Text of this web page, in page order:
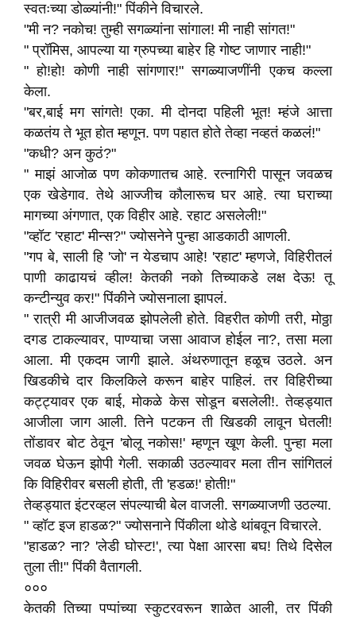
स्वतःच्या डोळ्यांनी!" पिंकीने विचारले.
"मी न? नकोच! तुम्ही सगळ्यांना सांगाल! मी नाही सांगत!"
" प्रॉमिस, आपल्या या ग्रुपच्या बाहेर हि गोष्ट जाणार नाही!"
" हो!हो! कोणी नाही सांगणार!" सगळ्याजणींनी एकच कल्ला
केला.
"बर,बाई मग सांगते! एका. मी दोनदा पहिली भूत! म्हंजे आत्ता
कळतंय ते भूत होत म्हणून. पण पहात होते तेव्हा नव्हतं कळलं!"
"कधी? अन कुठं?"
" माझं आजोळ पण कोकणातच आहे. रत्नागिरी पासून जवळच
एक खेडेगाव. तेथे आज्जीच कौलारूच घर आहे. त्या घराच्या
मागच्या अंगणात, एक विहीर आहे. रहाट असलेली!"
"व्हॉट 'रहाट' मीन्स?" ज्योसनेने पुन्हा आडकाठी आणली.
"गप बे, साली हि 'जो' न येडचाप आहे! 'रहाट' म्हणजे, विहिरीतलं
पाणी काढायचं व्हील! केतकी नको तिच्याकडे लक्ष देऊ! तू
कन्टीन्युव कर!" पिंकीने ज्योसनाला झापलं.
" रात्री मी आजीजवळ झोपलेली होते. विहरीत कोणी तरी, मोठ्ठा
दगड टाकल्यावर, पाण्याचा जसा आवाज होईल ना?, तसा मला
आला. मी एकदम जागी झाले. अंथरुणातून हळूच उठले. अन
खिडकीचे दार किलकिले करून बाहेर पाहिलं. तर विहिरीच्या
कट्ट्यावर एक बाई, मोकळे केस सोडून बसलेली!. तेव्हड्यात
आजीला जाग आली. तिने पटकन ती खिडकी लावून घेतली!
तोंडावर बोट ठेवून 'बोलू नकोस!' म्हणून खूण केली. पुन्हा मला
जवळ घेऊन झोपी गेली. सकाळी उठल्यावर मला तीन सांगितलं
कि विहिरीवर बसली होती, ती 'हडळ!' होती!"
तेव्हड्यात इंटरव्हल संपल्याची बेल वाजली. सगळ्याजणी उठल्या.
" व्हॉट इज हाडळ?" ज्योसनाने पिंकीला थोडे थांबवून विचारले.
"हाडळ? ना? 'लेडी घोस्ट!', त्या पेक्षा आरसा बघ! तिथे दिसेल
तुला ती!" पिंकी वैतागली.
०००
केतकी तिच्या पप्पांच्या स्कुटरवरून शाळेत आली, तर पिंकी